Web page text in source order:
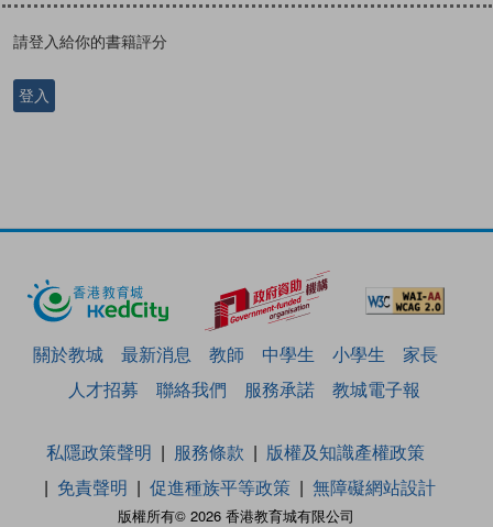
請登入給你的書籍評分
登入
關於教城 最新消息 教師 中學生 小學生
家長
人才招募
聯絡我們 服務承諾 教城電子報
版權所有© 2026 香港教育城有限公司
私隱政策聲明 服務條款
版權及知識產權政策
免責聲明
促進種族平等政策 無障礙網站設計